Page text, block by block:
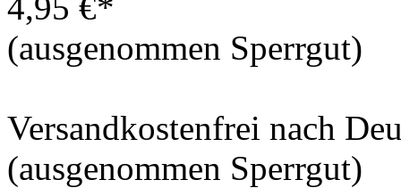
(ausgenommen Sperrgut)
Versandkostenfrei nach
(ausgenommen Sperrgut)